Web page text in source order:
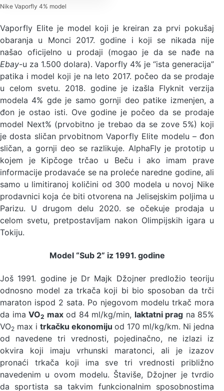
Nike Vaporfly 4% model
Vaporfly Elite je model koji je kreiran za prvi pokušaj
obaranja u Monci 2017. godine i koji se nikada nije
našao oficijelno u prodaji (mogao je da se nađe na
Ebay-u za 1.500 dolara). Vaporfly 4% je “ista generacija”
patika i model koji je na leto 2017. počeo da se prodaje
u celom svetu. 2018. godine je izašla Flyknit verzija
modela 4% gde je samo gornji deo patike izmenjen, a
đon je ostao isti. Ove godine je počeo da se prodaje
model Next% (prvobitno je trebao da se zove 5%) koji
je dosta sličan prvobitnom Vaporfly Elite modelu – đon
sličan, a gornji deo se razlikuje. AlphaFly je prototip u
kojem je Kipčoge trčao u Beču i ako imam prave
informacije prodavaće se na proleće naredne godine, ali
samo u limitiranoj količini od 300 modela u novoj Nike
prodavnici koja će biti otvorena na Jelisejskim poljima u
Parizu. U drugom delu 2020. se očekuje prodaja u
celom svetu, pretpostavljam nakon Olimpijskih igara u
Tokiju.
Model “Sub 2” iz 1991. godine
Još 1991. godine je Dr Majk Džojner predložio teoriju
odnosno model za trkača koji bi bio sposoban da trči
maraton ispod 2 sata. Po njegovom modelu trkač mora
da ima VO2 maxod 84 ml/kg/min, laktatni prag na 85%
VO2 max i trkačku ekonomiju od 170 ml/kg/km. Ni jedna
od navedene tri vrednosti, pojedinačno, ne izlazi iz
okvira koji imaju vrhunski maratonci, ali je izazov
pronaći trkača koji ima sve tri vrednosti približno
navedenim u ovom modelu. Štaviše, Džojner je tvrdio
da sportista sa takvim funkcionalnim sposobnostima